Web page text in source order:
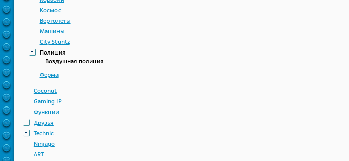
Космос
Вертолеты
Машины
City Stuntz
Полиция
Воздушная полиция
Ферма
Coconut
Gaming IP
Функции
Друзья
Technic
Ninjago
ART